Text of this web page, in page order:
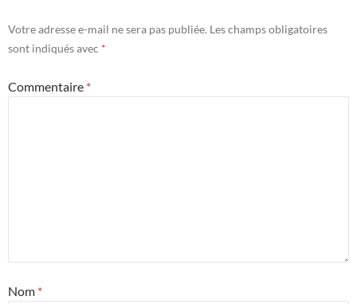
Votre adresse e-mail ne sera pas publiée. Les champs obligatoires
sont indiqués avec *
Commentaire *
Nom *